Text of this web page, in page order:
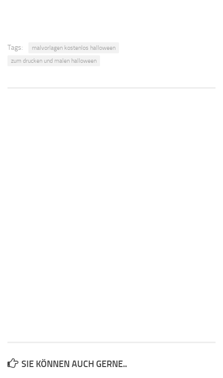
Tags:
malvorlagen kostenlos halloween
zum drucken und malen halloween
SIE KÖNNEN AUCH GERNE..